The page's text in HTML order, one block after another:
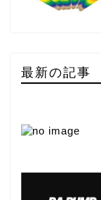
最新の記事